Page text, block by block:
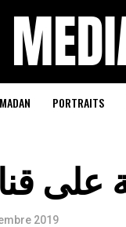
PORTRAITS
2019